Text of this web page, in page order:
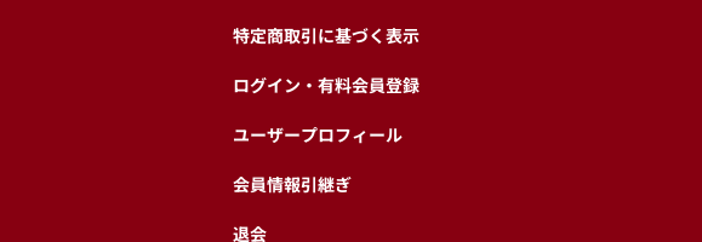
特定商取引に基づく表示
ログイン・有料会員登録
ユーザープロフィール
会員情報引継ぎ
退会